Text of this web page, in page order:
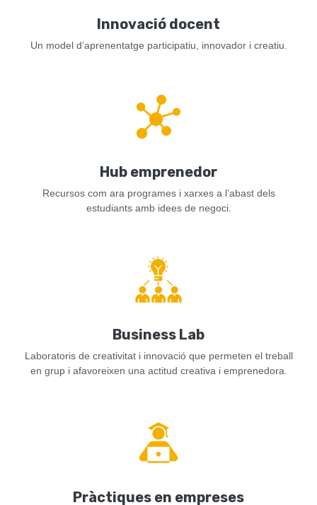
Innovació docent
Un model d’aprenentatge participatiu, innovador i creatiu.
Hub emprenedor
Recursos com ara programes i xarxes a l’abast dels
estudiants amb idees de negoci.
Business Lab
Laboratoris de creativitat i innovació que permeten el treball
en grup i afavoreixen una actitud creativa i emprenedora.
Pràctiques en empreses